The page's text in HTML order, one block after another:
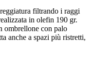
filtrando i raggi
in olefin 190 gr.
ombrellone con palo
anche a spazi più ristretti,